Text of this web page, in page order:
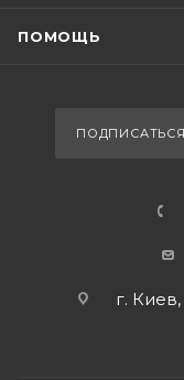
ПОМОЩЬ
г.